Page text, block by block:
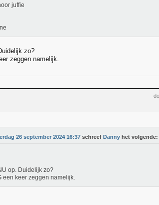
juffie
zo?
zeggen namelijk.
26 september 2024 16:37 schreef Danny het volgende:
op. Duidelijk zo?
een keer zeggen namelijk.